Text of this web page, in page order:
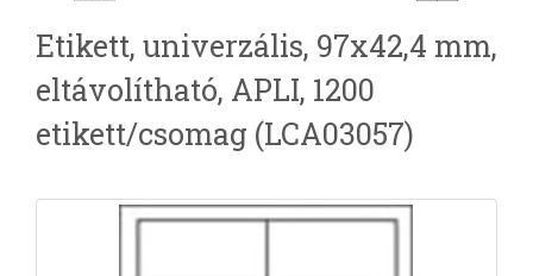
Etikett, univerzális, 97x42,4 mm,
eltávolítható, APLI, 1200
etikett/csomag (LCA03057)